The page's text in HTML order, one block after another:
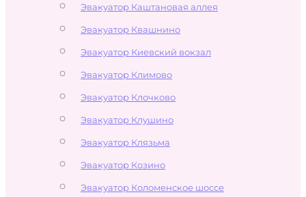
Эвакуатор Каштановая аллея
Эвакуатор Квашнино
Эвакуатор Киевский вокзал
Эвакуатор Климово
Эвакуатор Клочково
Эвакуатор Клушино
Эвакуатор Клязьма
Эвакуатор Козино
Эвакуатор Коломенское шоссе